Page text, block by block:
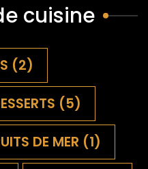
cuisine
(2)
(5)
DE MER (1)